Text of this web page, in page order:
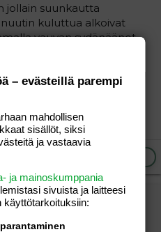
jollain suunkautta
kuluttua alkoivat
vauvan sydänäänet
lääkäri teki päätöksen
ja spinaali
tyttö nostettiin
kyllä tosi helpotus, kun
sydänäänet laskee..
– evästeillä parempi
mahdollisen
sisällöt, siksi
ja vastaavia
ja mainoskumppania
sivuista ja laitteesi
käyttötarkoituksiin: